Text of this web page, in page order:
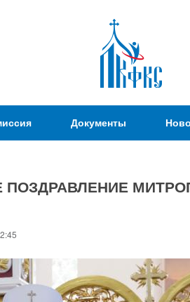
Документы
ПОЗДРАВЛЕНИЕ